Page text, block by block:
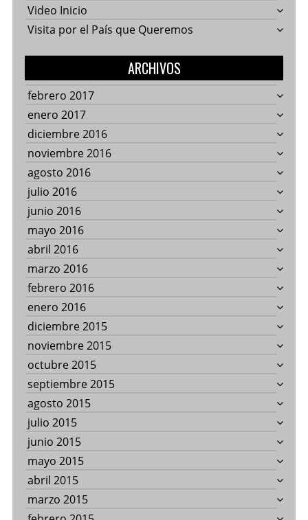
Video Inicio
Visita por el País que Queremos
ARCHIVOS
febrero 2017
enero 2017
diciembre 2016
noviembre 2016
agosto 2016
julio 2016
junio 2016
mayo 2016
abril 2016
marzo 2016
febrero 2016
enero 2016
diciembre 2015
noviembre 2015
octubre 2015
septiembre 2015
agosto 2015
julio 2015
junio 2015
mayo 2015
abril 2015
marzo 2015